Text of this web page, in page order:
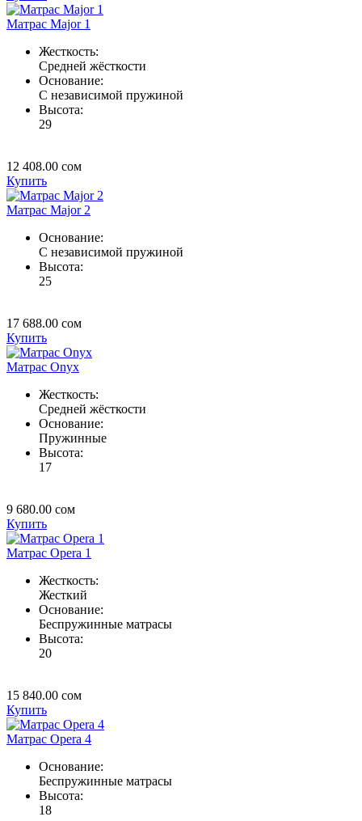
Матрас Major 1
Жесткость:
Средней жёсткости
Основание:
C независимой пружиной
Высота:
29
12 408.00 сом
Купить
Матрас Major 2
Основание:
C независимой пружиной
Высота:
25
17 688.00 сом
Купить
Матрас Onyx
Жесткость:
Средней жёсткости
Основание:
Пружинные
Высота:
17
9 680.00 сом
Купить
Матрас Opera 1
Жесткость:
Жесткий
Основание:
Беспружинные матрасы
Высота:
20
15 840.00 сом
Купить
Матрас Opera 4
Основание:
Беспружинные матрасы
Высота:
18